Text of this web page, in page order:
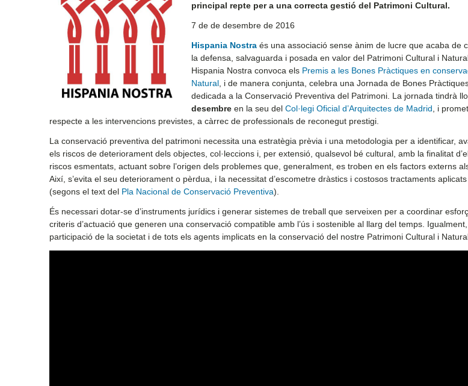
principal repte per a una correcta gestió del Patrimoni Cultural.
7 de de desembre de 2016
Hispania Nostraés una associació sense ànim de lucre que acaba de
la defensa, salvaguarda i posada en valor del Patrimoni Cultural i
Hispania Nostra convoca els Premis a les Bones Pràctiques en
Natural, i de manera conjunta, celebra una Jornada de Bones
dedicada a la Conservació Preventiva del Patrimoni. La jornada tindrà
desembreen la seu del Col·legi Oficial d’Arquitectes de Madrid , i
respecte a les intervencions previstes, a càrrec de professionals de reconegut prestigi.
La conservació preventiva del patrimoni necessita una estratègia prèvia i una metodologia per a identificar,
els riscos de deteriorament dels objectes, col·leccions i, per extensió, qualsevol bé cultural, amb la finalitat
riscos esmentats, actuant sobre l’origen dels problemes que, generalment, es troben en els factors externs
Així, s’evita el seu deteriorament o pèrdua, i la necessitat d’escometre dràstics i costosos tractaments
(segons el text del Pla Nacional de Conservació Preventiva).
És necessari dotar-se d’instruments jurídics i generar sistemes de treball que serveixen per a coordinar
criteris d’actuació que generen una conservació compatible amb l’ús i sostenible al llarg del temps.
participació de la societat i de tots els agents implicats en la conservació del nostre Patrimoni Cultural i